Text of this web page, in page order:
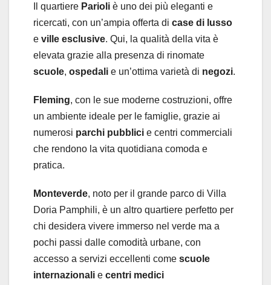
Il quartiere Parioli è uno dei più eleganti e
ricercati, con un’ampia offerta di case di lusso
e ville esclusive. Qui, la qualità della vita è
elevata grazie alla presenza di rinomate
scuole, ospedali e un’ottima varietà di negozi.
Fleming, con le sue moderne costruzioni, offre
un ambiente ideale per le famiglie, grazie ai
numerosi parchi pubblici e centri commerciali
che rendono la vita quotidiana comoda e
pratica.
Monteverde, noto per il grande parco di Villa
Doria Pamphili, è un altro quartiere perfetto per
chi desidera vivere immerso nel verde ma a
pochi passi dalle comodità urbane, con
accesso a servizi eccellenti come scuole
internazionali e centri medici